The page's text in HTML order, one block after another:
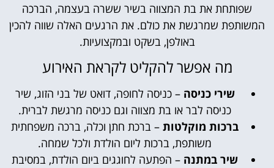
שפותחת את בת המצווה בשיר ששרה בעצמה, הברכה
שמרגשת את כולם. את הרגעים האלה שווה להכין
באולפן, בשקט ובמקצועיות.
מה אפשר להקליט לקראת האירוע
שירי כניסה– כניסה לחופה, דואט של בני הזוג, שיר
כניסה לבר או בת מצווה וגם כניסה מרגשת לברית.
ברכות מוקלטות– ברכת חתן וכלה, ברכה משפחתית
משותפת, ברכות ליום הולדת ולכל שמחה.
שיר במתנה– הפתעה לחוגגים ביום הולדת, במסיבת